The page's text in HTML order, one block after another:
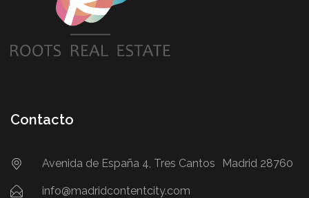
Contacto
Avenida de España 4, Tres Cantos Madrid 28760
info@madridcontentcity.com